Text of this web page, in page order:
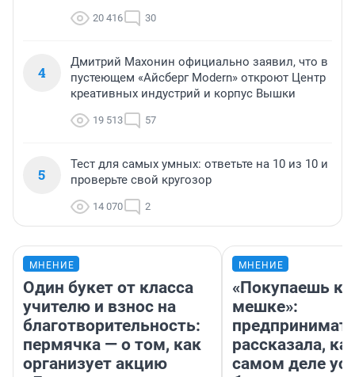
20 416 30
4
Дмитрий Махонин официально заявил, что в
пустеющем «Айсберг Modern» откроют Центр
креативных индустрий и корпус Вышки
19 513 57
5
Тест для самых умных: ответьте на 10 из 10 и
проверьте свой кругозор
14 070 2
МНЕНИЕ
Один букет от класса
учителю и взнос на
благотворительность:
пермячка — о том, как
организует акцию
МНЕНИЕ
«Покупаешь
мешке»:
рассказала,
самом деле